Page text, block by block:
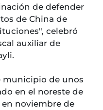
de defender
de China de
celebró
auxiliar de
municipio de unos
en el noreste de
en noviembre de